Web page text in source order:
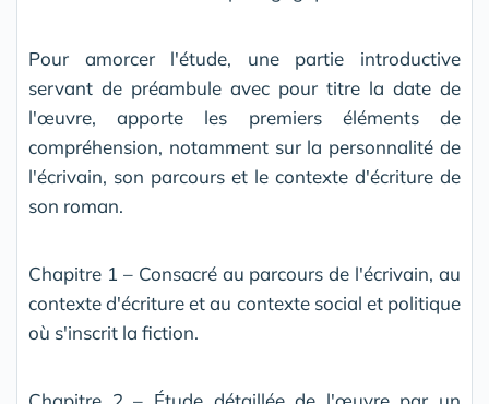
Pour amorcer l'étude, une partie introductive
servant de préambule avec pour titre la date de
l'œuvre, apporte les premiers éléments de
compréhension, notamment sur la personnalité de
l'écrivain, son parcours et le contexte d'écriture de
son roman.
Chapitre 1 – Consacré au parcours de l'écrivain, au
contexte d'écriture et au contexte social et politique
où s'inscrit la fiction.